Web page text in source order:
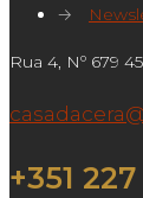
→
Rua 4, Nº 679
+351